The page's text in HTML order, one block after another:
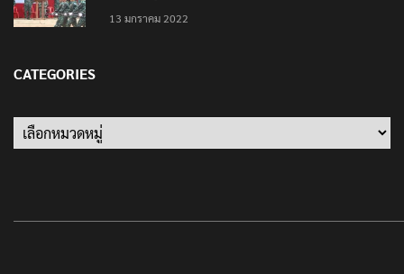
13 มกราคม 2022
CATEGORIES
Categories